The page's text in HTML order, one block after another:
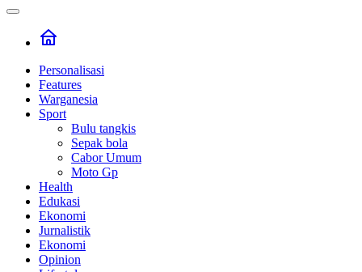
Personalisasi
Features
Warganesia
Sport
Bulu tangkis
Sepak bola
Cabor Umum
Moto Gp
Health
Edukasi
Ekonomi
Jurnalistik
Ekonomi
Opinion